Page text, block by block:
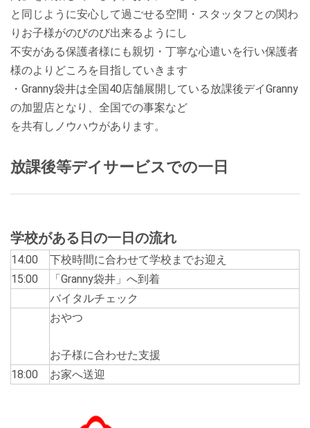
と同じように安心して過ごせる空間・スタッタフとの関わ
りお子様がのびのび出来るようにし
不安がある保護者様にも親切・丁寧な心遣いを行い保護者
様のよりどころを目指していきます
・Granny袋井は全国40店舗展開している放課後デイGranny
の加盟店となり、全国での事案など
を共有しノウハウがあります。
放課後等デイサービスでの一日
学校がある日の一日の流れ
14:00
下校時間に合わせて学校までお迎え
15:00
「Granny袋井」へ到着
バイタルチェック
おやつ
お子様に合わせた支援
18:00
お家へ送迎